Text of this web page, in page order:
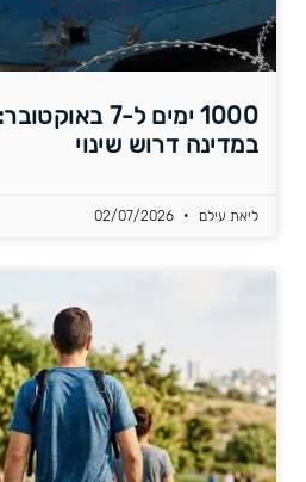
1000 ימים ל-7
במדינה דרוש שינוי
ליאת עילם